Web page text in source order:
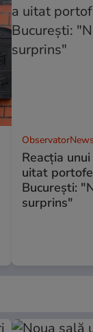
Reacţia
uitat
Bucureşti:
surprins"